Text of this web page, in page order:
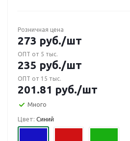
Розничная цена
273 руб./шт
ОПТ от 5 тыс.
235 руб./шт
ОПТ от 15 тыс.
201.81 руб./шт
Много
Цвет: Синий